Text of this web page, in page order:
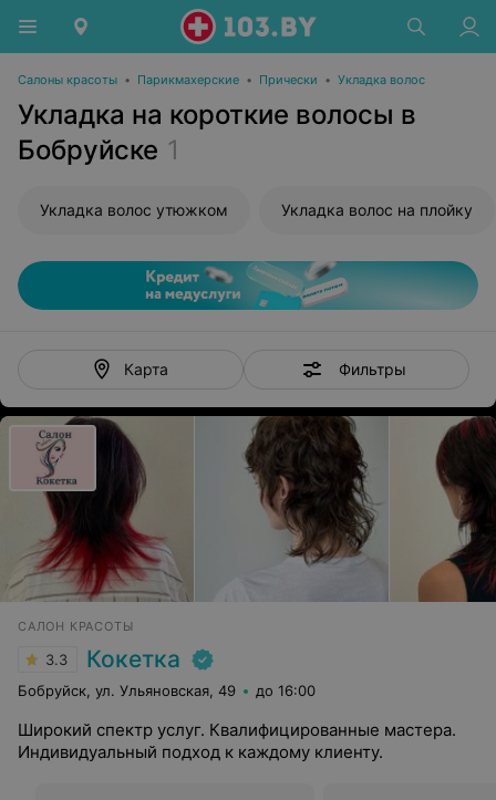
Салоны красоты • Парикмахерские • Прически • Укладка волос
Укладка на короткие волосы в
Бобруйске 1
Укладка волос утюжком Укладка волос на плойку
Карта Фильтры
САЛОН КРАСОТЫ
3.3 Кокетка
Бобруйск, ул. Ульяновская, 49 до 16:00
Широкий спектр услуг. Квалифицированные мастера.
Индивидуальный подход к каждому клиенту.